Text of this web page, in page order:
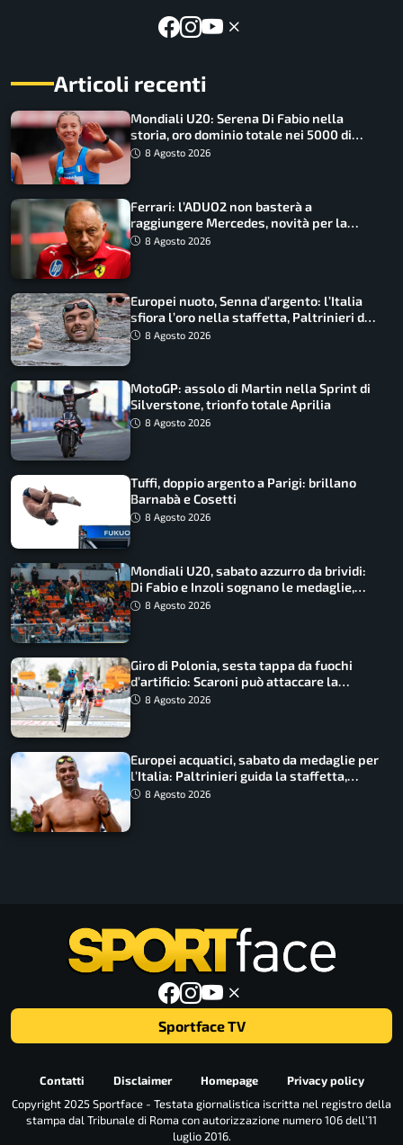
Articoli recenti
Mondiali U20: Serena Di Fabio nella
storia, oro dominio totale nei 5000 di
marcia
8 Agosto 2026
Ferrari: l’ADUO2 non basterà a
raggiungere Mercedes, novità per la
Macarena
8 Agosto 2026
Europei nuoto, Senna d’argento: l’Italia
sfiora l’oro nella staffetta, Paltrinieri da
urlo, il bilancio azzurro
8 Agosto 2026
MotoGP: assolo di Martin nella Sprint di
Silverstone, trionfo totale Aprilia
8 Agosto 2026
Tuffi, doppio argento a Parigi: brillano
Barnabà e Cosetti
8 Agosto 2026
Mondiali U20, sabato azzurro da brividi:
Di Fabio e Inzoli sognano le medaglie,
Castellani e Succo in finale
8 Agosto 2026
Giro di Polonia, sesta tappa da fuochi
d’artificio: Scaroni può attaccare la
maglia di Lemmen
8 Agosto 2026
Europei acquatici, sabato da medaglie per
l’Italia: Paltrinieri guida la staffetta,
Barnabà sogna l’oro dalle grandi altezze
8 Agosto 2026
Sportface TV
Contatti Disclaimer Homepage
Privacy policy
Copyright 2025 Sportface - Testata giornalistica iscritta nel registro della
stampa dal Tribunale di Roma con autorizzazione numero 106 dell’11
luglio 2016.